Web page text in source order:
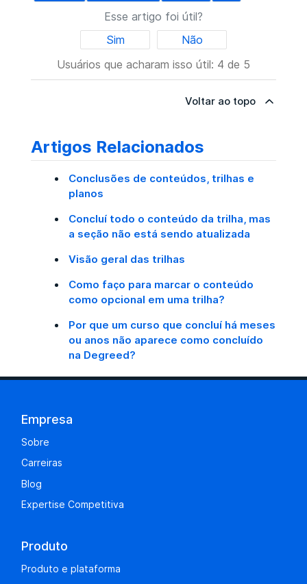
Esse artigo foi útil?
Sim
Não
Usuários que acharam isso útil: 4 de 5
Voltar ao topo
Artigos Relacionados
Conclusões de conteúdos, trilhas e
planos
Concluí todo o conteúdo da trilha, mas
a seção não está sendo atualizada
Visão geral das trilhas
Como faço para marcar o conteúdo
como opcional em uma trilha?
Por que um curso que concluí há meses
ou anos não aparece como concluído
na Degreed?
Empresa
Sobre
Carreiras
Blog
Expertise Competitiva
Produto
Produto e plataforma